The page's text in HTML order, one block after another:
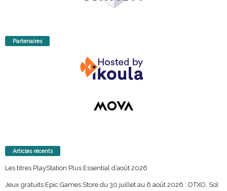
Partenaires
Articles récents
Les titres PlayStation Plus Essential d’août 2026
Jeux gratuits Epic Games Store du 30 juillet au 6 août 2026 : OTXO, Sol